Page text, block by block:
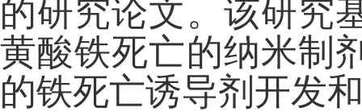
的研究论文。该研究
黄酸铁死亡的纳米制
的铁死亡诱导剂开发